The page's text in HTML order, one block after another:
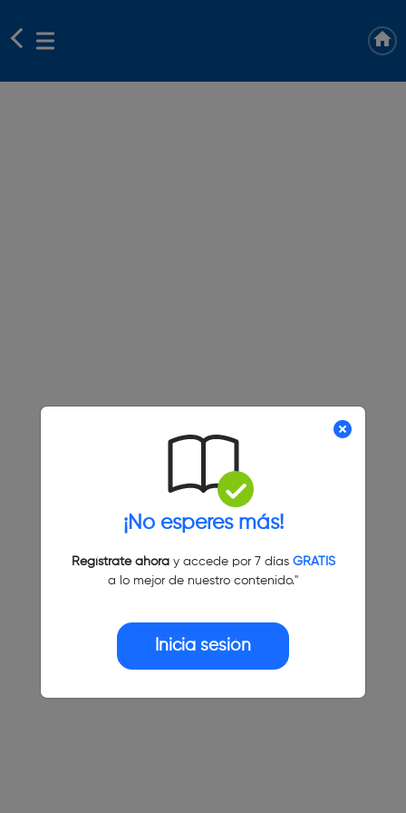
¡No esperes más!
Regístrate ahoray accede por 7 días GRATIS
a lo mejor de nuestro contenido."
Inicia sesión